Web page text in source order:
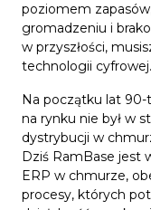
poziomem
gromadzeniu i
w przyszłości,
technologii cyfrowej.
Na początku lat
na rynku nie był w
dystrybucji w
Dziś RamBase jest
ERP w chmurze,
procesy, których